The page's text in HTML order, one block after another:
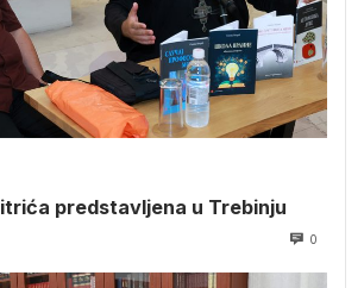
predstavljena u Trebinju
0